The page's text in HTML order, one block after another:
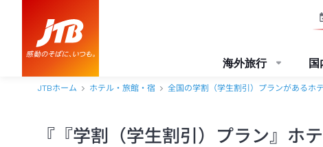
海外旅行
JTBホーム ホテル・旅館・宿 全国の学割（学生割引）プランがあるホ
『『学割（学生割引）プラン』ホ